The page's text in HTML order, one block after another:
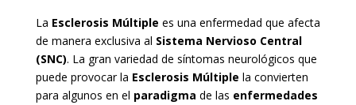
La Esclerosis Múltiple es una enfermedad que afecta
de manera exclusiva al Sistema Nervioso Central
(SNC). La gran variedad de síntomas neurológicos que
puede provocar la Esclerosis Múltiple la convierten
para algunos en el paradigma de las enfermedades